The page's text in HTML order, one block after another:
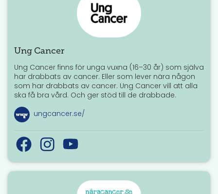
Ung Cancer
Ung Cancer finns för unga vuxna (16–30 år) som själva
har drabbats av cancer. Eller som lever nära någon
som har drabbats av cancer. Ung Cancer vill att alla
ska få bra vård. Och ger stöd till de drabbade.
ungcancer.se/